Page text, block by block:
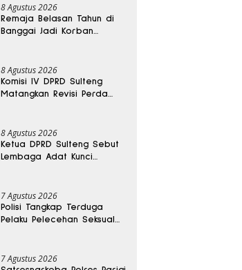
8 Agustus 2026
Remaja Belasan Tahun di
Banggai Jadi Korban
8 Agustus 2026
Komisi IV DPRD Sulteng
Matangkan Revisi Perda
8 Agustus 2026
Ketua DPRD Sulteng Sebut
Lembaga Adat Kunci
7 Agustus 2026
Polisi Tangkap Terduga
Pelaku Pelecehan Seksual
7 Agustus 2026